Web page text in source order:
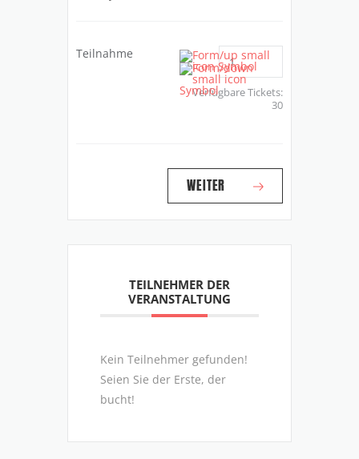
Teilnahme
Verfügbare Tickets:
30
WEITER
TEILNEHMER DER
VERANSTALTUNG
Kein Teilnehmer gefunden!
Seien Sie der Erste, der
bucht!